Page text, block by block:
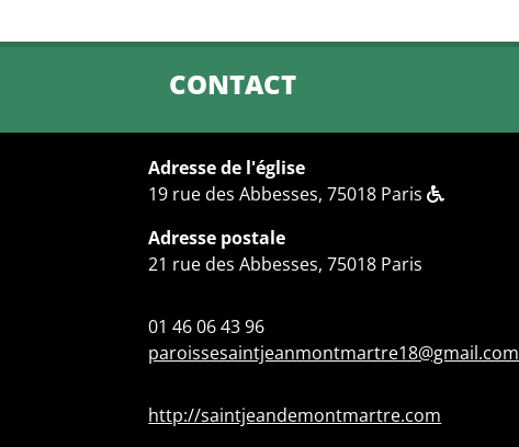
CONTACT
Adresse de l'église
19 rue des Abbesses, 75018 Paris
Adresse postale
21 rue des Abbesses, 75018 Paris
01 46 06 43 96
paroissesaintjeanmontmartre18@gmail.com
http://saintjeandemontmartre.com